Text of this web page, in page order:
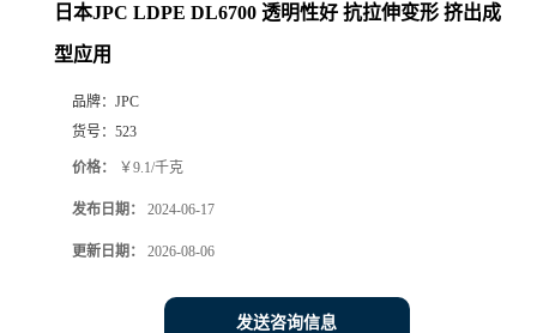
日本JPC LDPE DL6700 透明性好 抗拉伸变形 挤出成
型应用
品牌： JPC
货号： 523
价格： ￥9.1/千克
发布日期： 2024-06-17
更新日期： 2026-08-06
发送咨询信息